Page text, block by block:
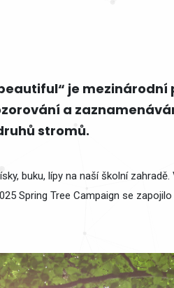
je
a
stromů.
buku, lípy na naší školní
Spring Tree Campaign se